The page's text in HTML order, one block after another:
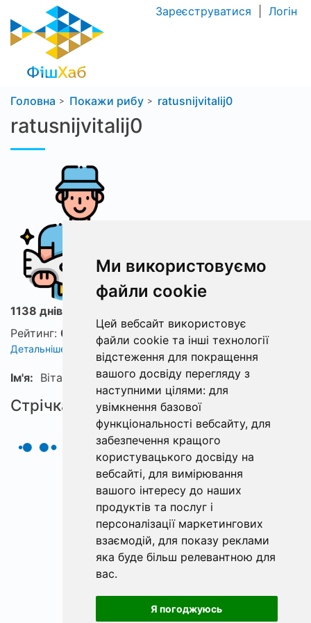
Ми використовуємо
файли cookie
Цей вебсайт використовує
файли cookie та інші технології
відстеження для покращення
вашого досвіду перегляду з
наступними цілями: для
увімкнення базової
функціональності вебсайту, для
забезпечення кращого
користувацького досвіду на
вебсайті, для вимірювання
вашого інтересу до наших
продуктів та послуг і
персоналізації маркетингових
взаємодій, для показу реклами
яка буде більш релевантною для
вас.
Я погоджуюсь
Зареєструватися Логін
Головна Покажи рибу ratusnijvitalij0
ratusnijvitalij0
1138 днів з ФішХаб
Рейтинг: 0
Детальніше про рейтинг
Ім'я: Віталій
Стрічка